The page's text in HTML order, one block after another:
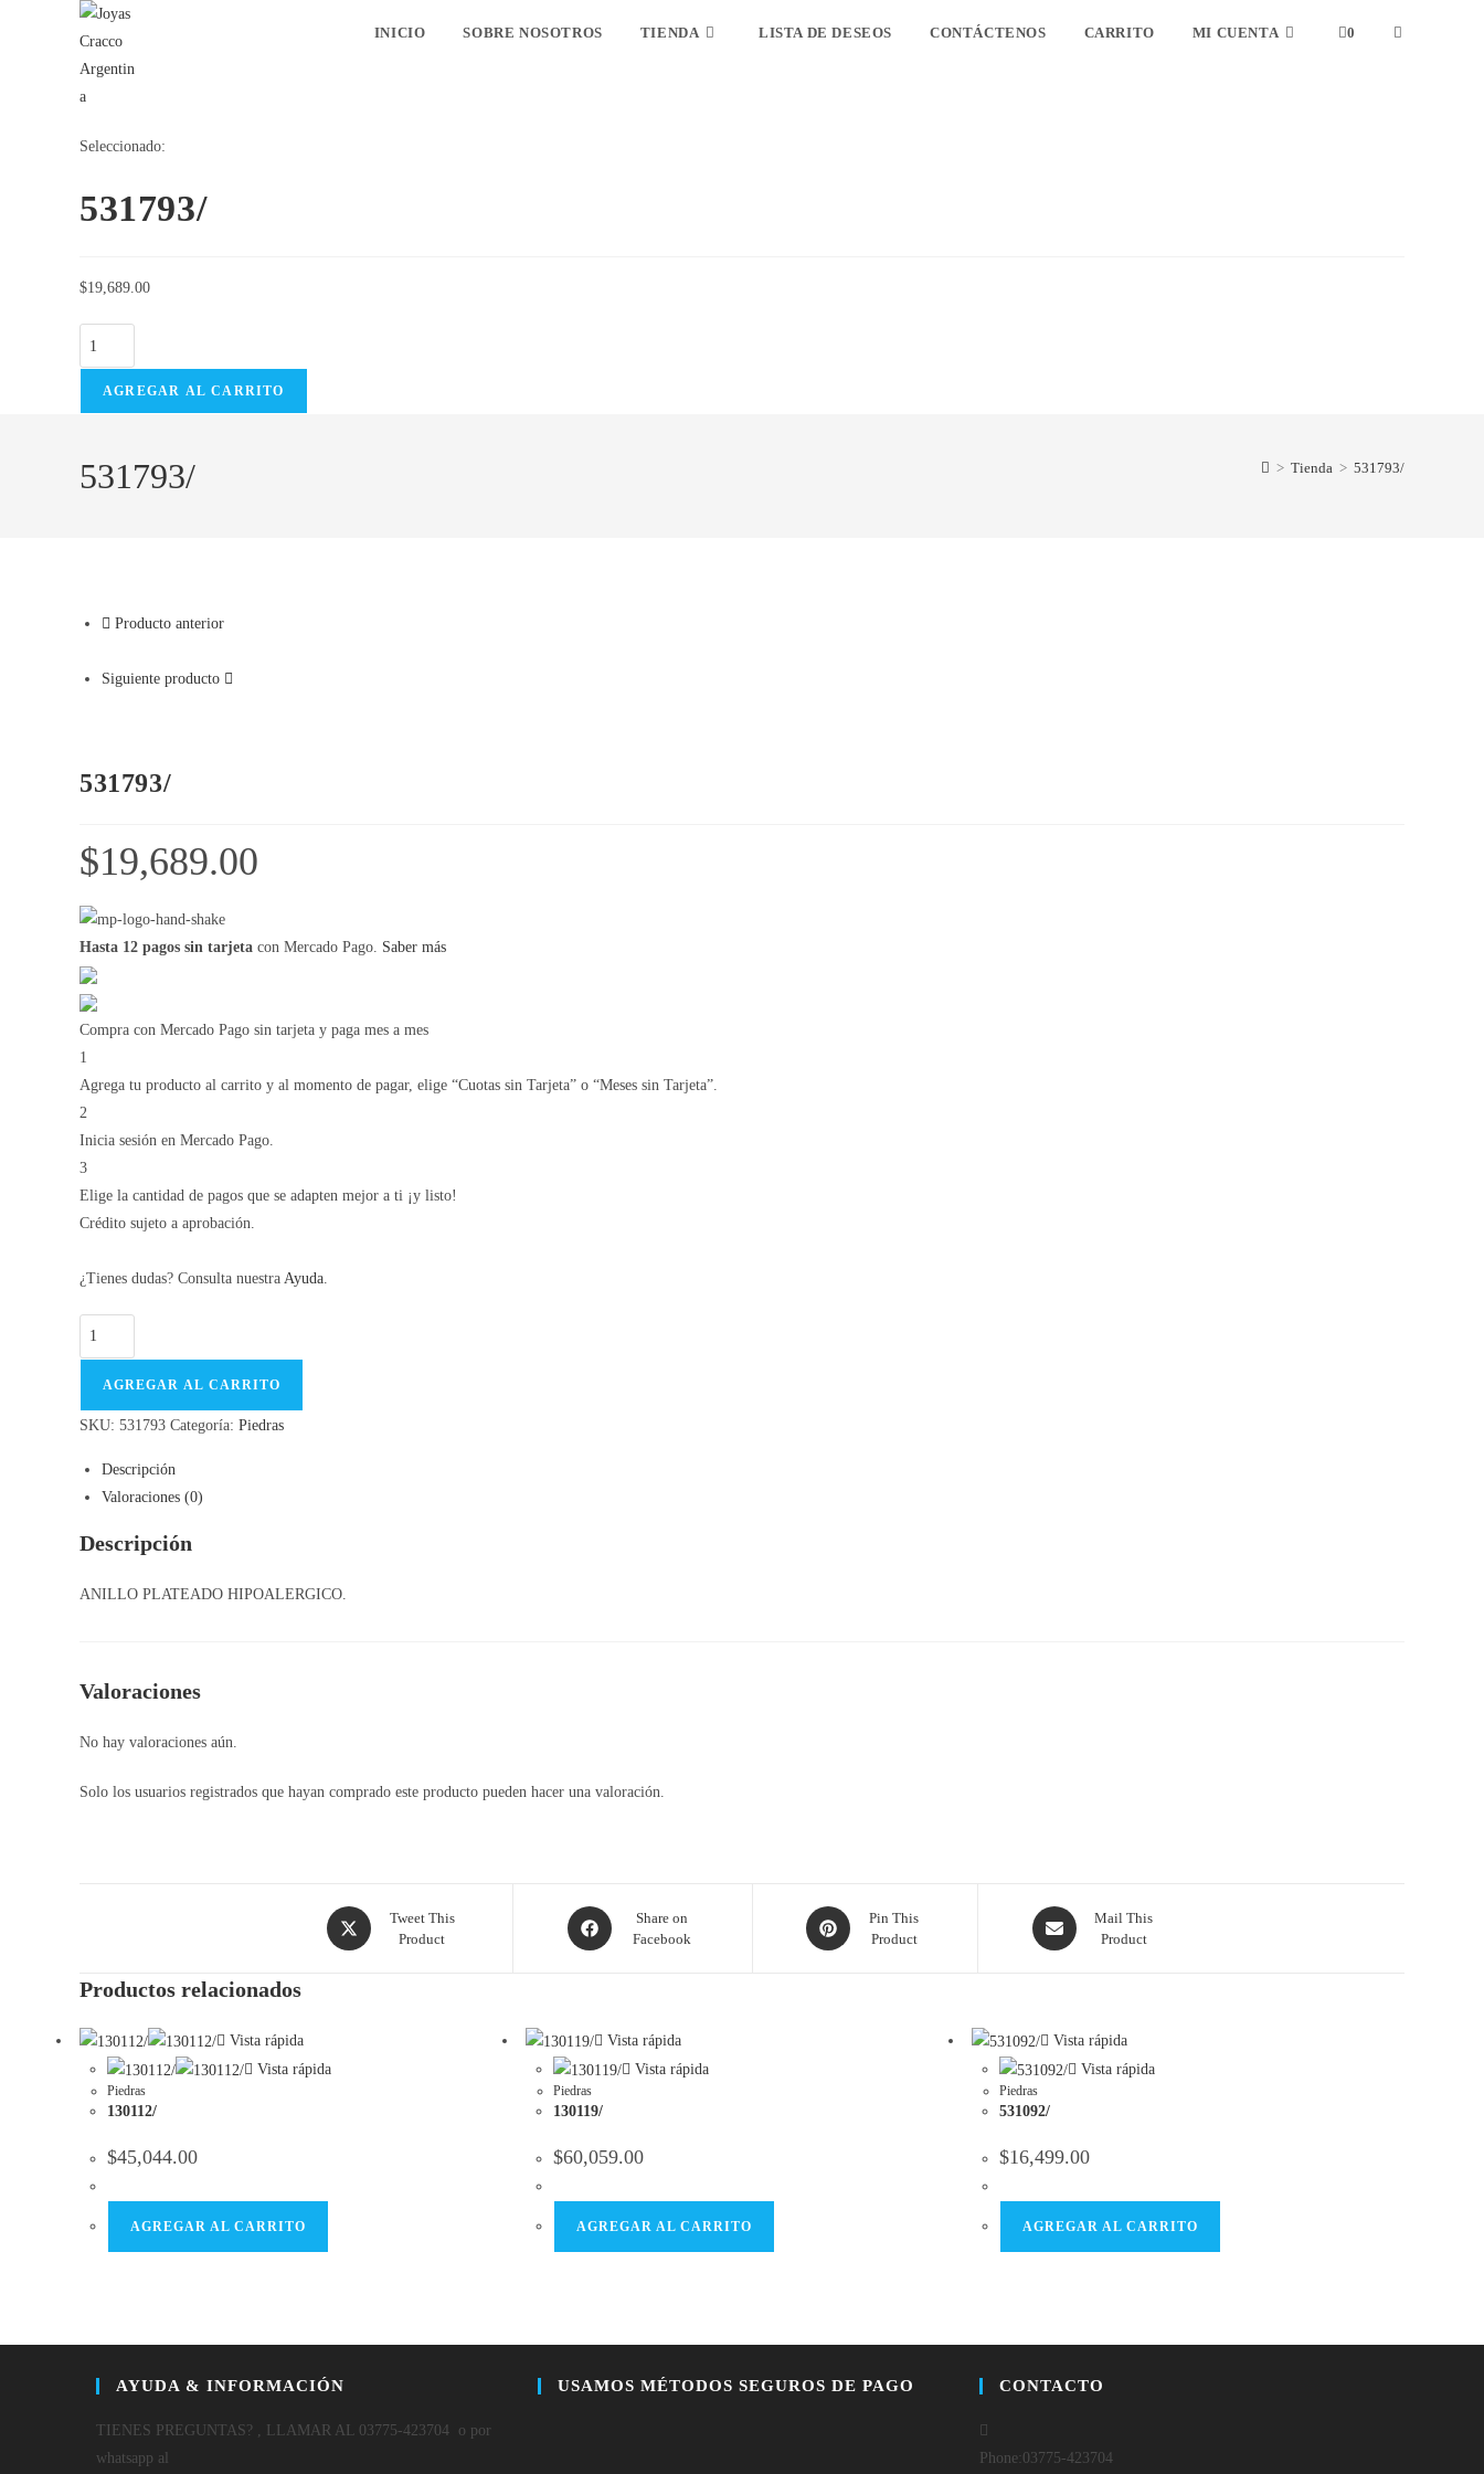
INICIO SOBRE NOSOTROS TIENDA LISTA DE DESEOS CONTÁCTENOS CARRITO MI CUENTA 0 ALTERNAR
Seleccionado:
531793/
$19,689.00
531793/
cantidad
AGREGAR AL CARRITO
531793/ > Tienda > 531793/
Producto anterior
Siguiente producto
531793/
$19,689.00
Hasta 12 pagos sin tarjeta con Mercado Pago. Saber más
Compra con Mercado Pago sin tarjeta y paga mes a mes
1
Agrega tu producto al carrito y al momento de pagar, elige “Cuotas sin Tarjeta” o “Meses sin Tarjeta”.
2
Inicia sesión en Mercado Pago.
3
Elige la cantidad de pagos que se adapten mejor a ti ¡y listo!
Crédito sujeto a aprobación.
¿Tienes dudas? Consulta nuestra Ayuda
531793/
cantidad
AGREGAR AL CARRITO
SKU: 531793 Categoría: Piedras
Descripción
Valoraciones (0)
Descripción
ANILLO PLATEADO HIPOALERGICO.
Valoraciones
No hay valoraciones aún.
Solo los usuarios registrados que hayan comprado este producto pueden hacer una valoración.
Opens
in
Tweet This
Product
Opens
in
Share on
Facebook
Opens
in
Pin This
Product
Opens
in
Mail This
Product
Productos relacionados
Vista rápida
Vista rápida
Piedras
130112/
$45,044.00
AGREGAR AL CARRITO
Vista rápida
Vista rápida
Piedras
130119/
$60,059.00
AGREGAR AL CARRITO
Vista rápida
Vista rápida
Piedras
531092/
$16,499.00
AGREGAR AL CARRITO
AYUDA & INFORMACIÓN
TIENES PREGUNTAS? , LLAMAR AL 03775-423704 o por
whatsapp al
USAMOS MÉTODOS SEGUROS DE PAGO CONTACTO
Phone: 03775-423704